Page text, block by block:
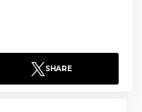
SHARE